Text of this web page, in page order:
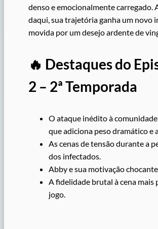
denso e emocionalmente carregado.
daqui, sua trajetória ganha um novo
movida por um desejo ardente de
🔥 Destaques do
2 – 2ª Temporada
O ataque inédito à comunidade
que adiciona peso dramático e
As cenas de tensão durante a
dos infectados.
Abby e sua motivação
A fidelidade brutal à cena mais
jogo.